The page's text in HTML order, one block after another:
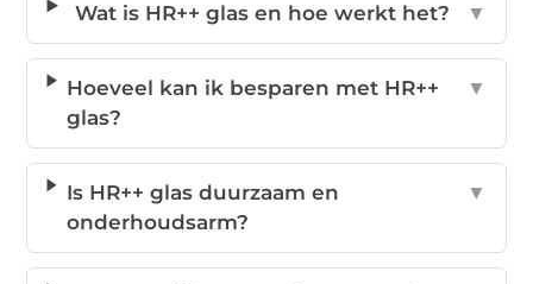
Wat is HR++ glas en hoe werkt het? ▼
Hoeveel kan ik besparen met HR++
glas?
▼
Is HR++ glas duurzaam en
onderhoudsarm?
▼